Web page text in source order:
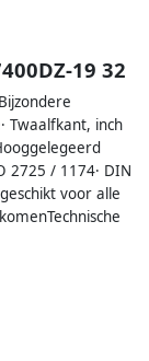
19 32
Twaalfkant, inch
2725 / 1174· DIN
voor alle